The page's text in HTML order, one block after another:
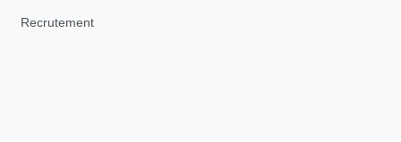
Recrutement